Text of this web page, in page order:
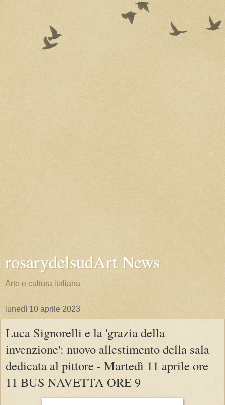
rosarydelsudArt News
Arte e cultura italiana
lunedì 10 aprile 2023
Luca Signorelli e la 'grazia della
invenzione': nuovo allestimento della sala
dedicata al pittore - Martedì 11 aprile ore
11 BUS NAVETTA ORE 9